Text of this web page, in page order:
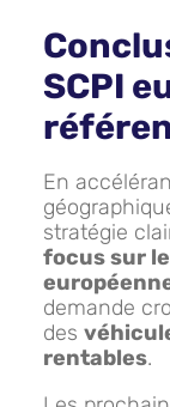
SCPI
En
stratégie
focus sur
demande
des
rentables.